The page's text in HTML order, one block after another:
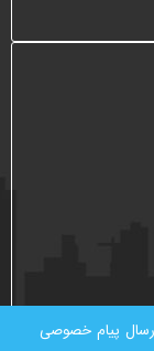
پیام خصوصی
All